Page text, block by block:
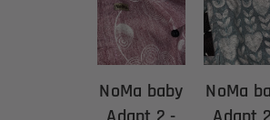
NoMa baby
NoMa